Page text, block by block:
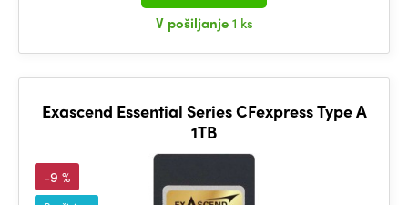
V pošiljanje1 ks
Exascend Essential Series CFexpress Type A
1TB
-9 %